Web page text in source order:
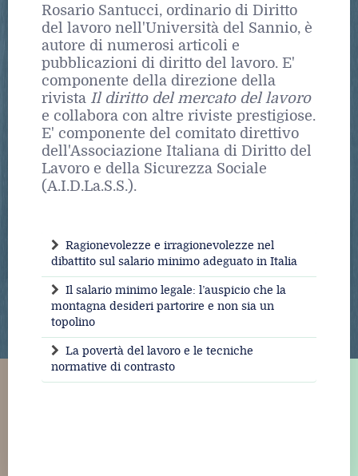
Rosario Santucci, ordinario di Diritto
del lavoro nell'Università del Sannio, è
autore di numerosi articoli e
pubblicazioni di diritto del lavoro. E'
componente della direzione della
rivista Il diritto del mercato del lavoro
e collabora con altre riviste prestigiose.
E' componente del comitato direttivo
dell'Associazione Italiana di Diritto del
Lavoro e della Sicurezza Sociale
(A.I.D.La.S.S.).
Ragionevolezze e irragionevolezze nel
dibattito sul salario minimo adeguato in Italia
Il salario minimo legale: l’auspicio che la
montagna desideri partorire e non sia un
topolino
La povertà del lavoro e le tecniche
normative di contrasto